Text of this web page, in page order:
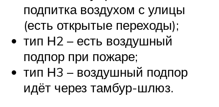
подпитка воздухом с улицы
(есть открытые переходы);
тип Н2 – есть воздушный
подпор при пожаре;
тип Н3 – воздушный подпор
идёт через тамбур-шлюз.